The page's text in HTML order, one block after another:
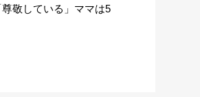
敬している」ママは5